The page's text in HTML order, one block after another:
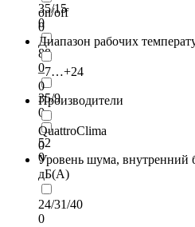
35/15
0
88
0
35/9
0
52
0
on/off
0
Диапазон рабочих
–7…+24
0
Производители
QuattroClima
0
Уровень шума, внутренний
дБ(А)
24/31/40
0